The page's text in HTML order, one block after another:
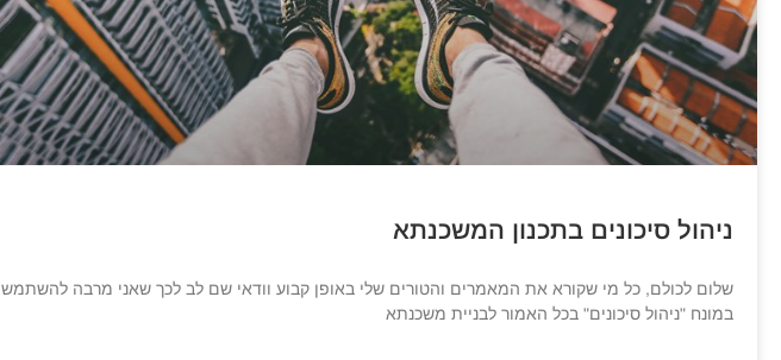
ניהול סיכונים בתכנון המשכנתא
שלום לכולם, כל מי שקורא את המאמרים והטורים שלי באופן קבוע וודאי שם לב לכך שאני מרבה להשתמש
במונח "ניהול סיכונים" בכל האמור לבניית משכנתא